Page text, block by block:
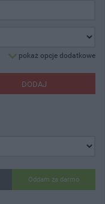
pokaż opcje dodatkowe
DODAJ
Oddam za darmo